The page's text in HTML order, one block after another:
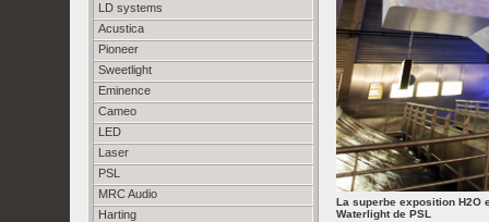
LD systems
Acustica
Pioneer
Sweetlight
Eminence
Cameo
LED
Laser
PSL
MRC Audio
Harting
La superbe exposition H2O
Waterlight de PSL